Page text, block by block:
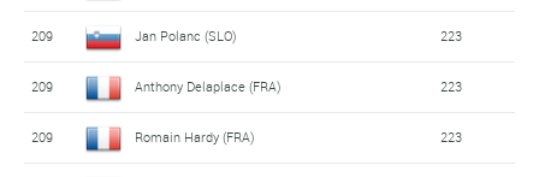
209 Jan Polanc (SLO) 223
209 Anthony Delaplace (FRA) 223
209 Romain Hardy (FRA) 223